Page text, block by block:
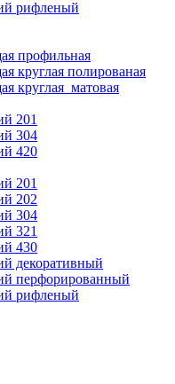
рифленый
профильная
круглая полированая
круглая матовая
201
304
420
201
202
304
321
430
декоративный
перфорированный
рифленый